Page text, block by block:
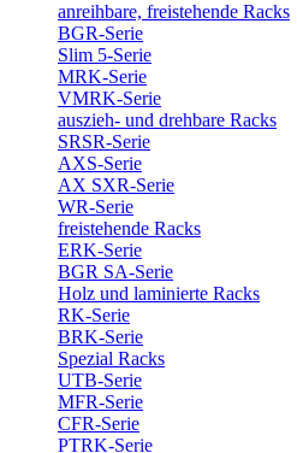
anreihbare, freistehende Racks
BGR-Serie
Slim 5-Serie
MRK-Serie
VMRK-Serie
auszieh- und drehbare Racks
SRSR-Serie
AXS-Serie
AX SXR-Serie
WR-Serie
freistehende Racks
ERK-Serie
BGR SA-Serie
Holz und laminierte Racks
RK-Serie
BRK-Serie
Spezial Racks
UTB-Serie
MFR-Serie
CFR-Serie
PTRK-Serie